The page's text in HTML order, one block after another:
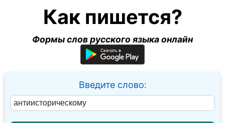
Как пишется?
Формы слов русского языка онлайн
Введите слово: